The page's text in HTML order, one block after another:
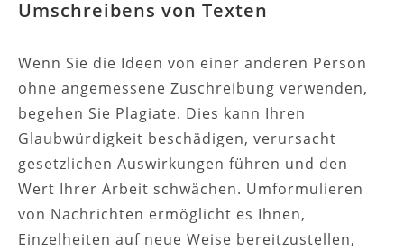
Umschreibens von Texten
Wenn Sie die Ideen von einer anderen Person
ohne angemessene Zuschreibung verwenden,
begehen Sie Plagiate. Dies kann Ihren
Glaubwürdigkeit beschädigen, verursacht
gesetzlichen Auswirkungen führen und den
Wert Ihrer Arbeit schwächen. Umformulieren
von Nachrichten ermöglicht es Ihnen,
Einzelheiten auf neue Weise bereitzustellen,